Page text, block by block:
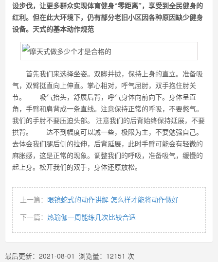
设步伐，让更多群众实现体育健身“零距离”，享受到全民健身的
红利。但在此大环境下，仍有部分老旧小区因各种原因缺少健身
设备。天式的基本动作规范
首先我们来选择坐姿。双脚并拢，保持上身的直立。准备吸
气，双臂挺直向上伸直。掌心相对，呼气屈肘，双手抱住肘关
节。 吸气抬头，舒展后背，呼气身体向前向下。身体呈直
角，手臂和肩背成一条直线。注意保持正常的呼吸，不要憋气。
我们的手肘不要压迫头部。 注意我们的后背始终保持延展，不要
拱背。 达不到幅度可以减一些，极限为主，不要勉强自己。
去体会我们腿后侧的拉伸，后背延展，此时手臂可能会有轻微的
麻胀感，这是正常的现象。调整我们的呼吸，准备吸气，缓慢的
起上身。松开我们的双手，身体还原放松。
上一篇： 眼镜蛇式的动作讲解 怎么样才能将动作做好
下一篇： 热瑜伽一周能练几次比较合适
最后更新： 2021-08-01 浏览量： 12151 次